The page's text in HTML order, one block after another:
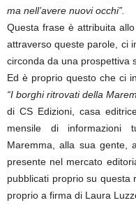
ma nell’avere nuovi occhi”.
Questa frase è attribuita
attraverso queste parole, ci
circonda da una prospettiva
Ed è proprio questo che ci
“I borghi ritrovati della
di CS Edizioni, casa
mensile di informazioni
Maremma, alla sua gente,
presente nel mercato
pubblicati proprio su questa
proprio a firma di Laura